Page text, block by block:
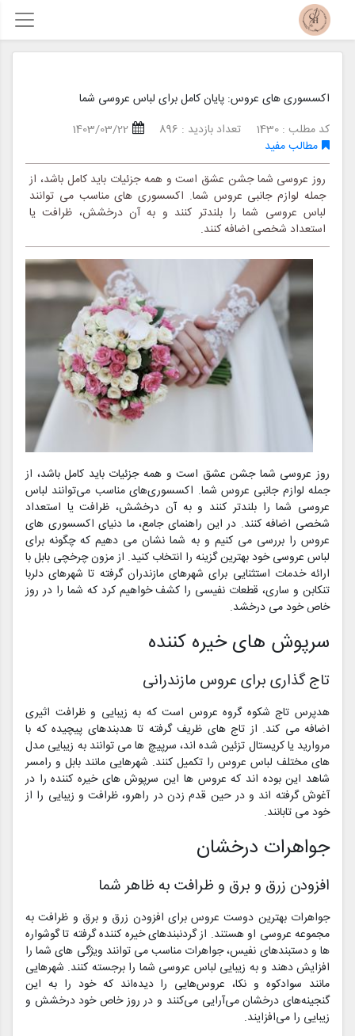
اکسسوری های عروس: پایان کامل برای لباس عروسی شما
کد مطلب : 1430
تعداد بازدید : 896
1403/03/22
مطالب مفید
روز عروسی شما جشن عشق است و همه جزئیات باید کامل باشد، از
جمله لوازم جانبی عروس شما. اکسسوری های مناسب می توانند
لباس عروسی شما را بلندتر کنند و به آن درخشش، ظرافت یا
استعداد شخصی اضافه کنند.
روز عروسی شما جشن عشق است و همه جزئیات باید کامل باشد، از
جمله لوازم جانبی عروس شما. اکسسوری‌های مناسب می‌توانند لباس
عروسی شما را بلندتر کنند و به آن درخشش، ظرافت یا استعداد
شخصی اضافه کنند. در این راهنمای جامع، ما دنیای اکسسوری های
عروس را بررسی می کنیم و به شما نشان می دهیم که چگونه برای
لباس عروسی خود بهترین گزینه را انتخاب کنید. از مزون چرخچی بابل با
ارائه خدمات استثنایی برای شهرهای مازندران گرفته تا شهرهای دلربا
تنکابن و ساری، قطعات نفیسی را کشف خواهیم کرد که شما را در روز
خاص خود می درخشد.
سرپوش های خیره کننده
تاج گذاری برای عروس مازندرانی
هدپرس تاج شکوه گروه عروس است که به زیبایی و ظرافت اثیری
اضافه می کند. از تاج های ظریف گرفته تا هدبندهای پیچیده که با
مروارید یا کریستال تزئین شده اند، سرپیچ ها می توانند به زیبایی مدل
های مختلف لباس عروس را تکمیل کنند. شهرهایی مانند بابل و رامسر
شاهد این بوده اند که عروس ها این سرپوش های خیره کننده را در
آغوش گرفته اند و در حین قدم زدن در راهرو، ظرافت و زیبایی را از
خود می تابانند.
جواهرات درخشان
افزودن زرق و برق و ظرافت به ظاهر شما
جواهرات بهترین دوست عروس برای افزودن زرق و برق و ظرافت به
مجموعه عروسی او هستند. از گردنبندهای خیره کننده گرفته تا گوشواره
ها و دستبندهای نفیس، جواهرات مناسب می توانند ویژگی های شما را
افزایش دهند و به زیبایی لباس عروسی شما را برجسته کنند. شهرهایی
مانند سوادکوه و نکا، عروس‌هایی را دیده‌اند که خود را به این
گنجینه‌های درخشان می‌آرایی می‌کنند و در روز خاص خود درخشش و
زیبایی را می‌افزایند.